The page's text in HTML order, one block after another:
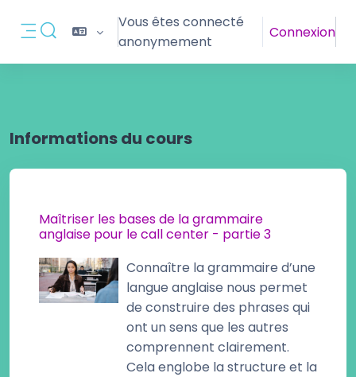
Panneau latéral
Activer/désactiver la saisie de recherche
Vous êtes connecté
anonymement
Connexion
Informations du cours
Maîtriser les bases de la grammaire
anglaise pour le call center - partie 3
Connaître la grammaire d’une
langue anglaise nous permet
de construire des phrases qui
ont un sens que les autres
comprennent clairement.
Cela englobe la structure et la